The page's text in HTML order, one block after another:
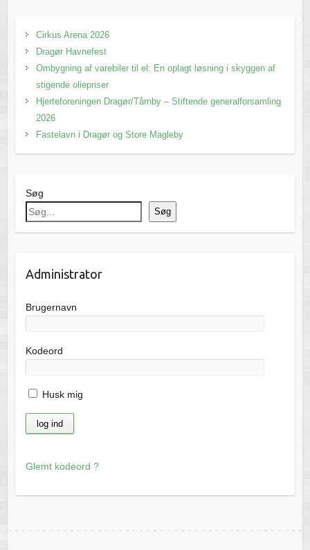
Cirkus Arena 2026
Dragør Havnefest
Ombygning af varebiler til el: En oplagt løsning i skyggen af
stigende oliepriser
Hjerteforeningen Dragør/Tårnby – Stiftende generalforsamling
2026
Fastelavn i Dragør og Store Magleby
Søg
Søg
Administrator
Brugernavn
Kodeord
Husk mig
Glemt kodeord ?